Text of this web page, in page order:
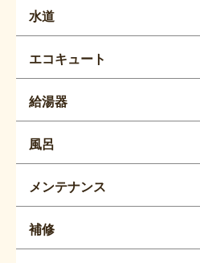
水道
エコキュート
給湯器
風呂
メンテナンス
補修